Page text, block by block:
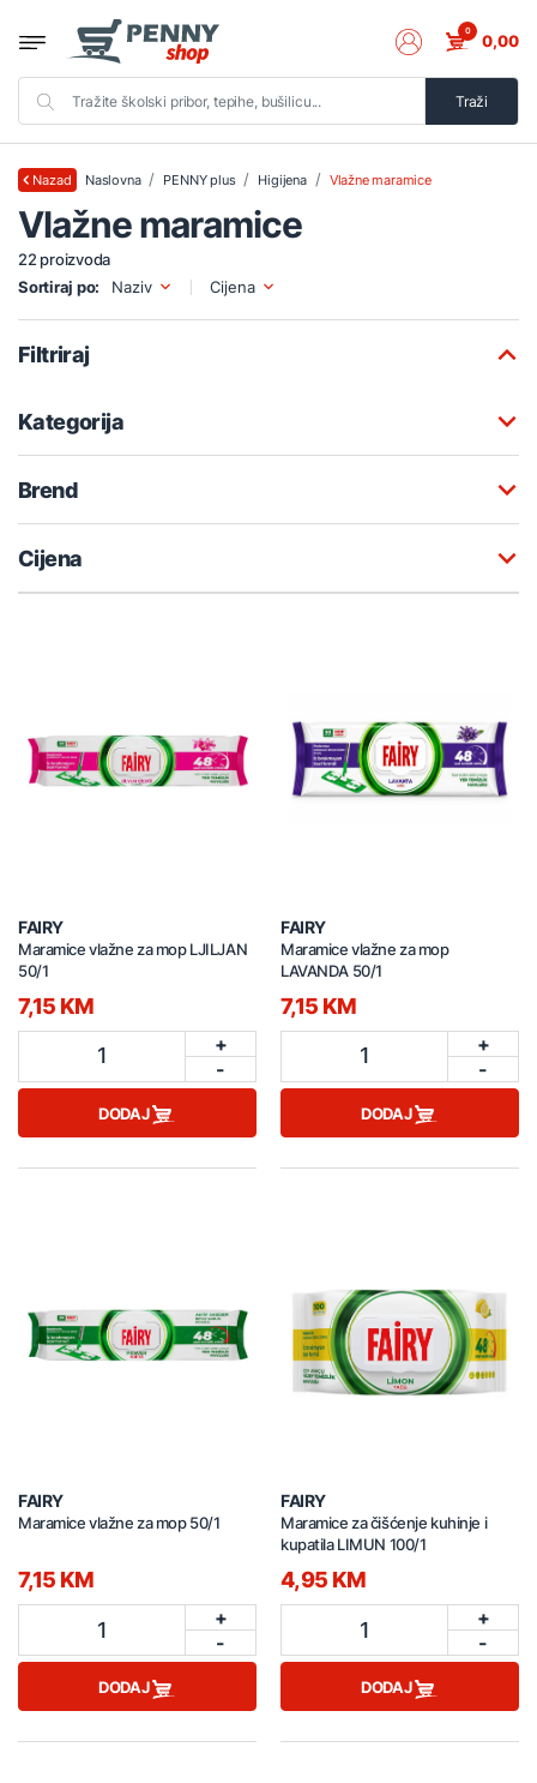
Traži
0 0,00
Nazad Naslovna PENNY plus Higijena Vlažne maramice
Vlažne maramice
22 proizvoda
Sortiraj po:
Naziv Cijena
Filtriraj
Kategorija
Brend
Cijena
FAIRY
Maramice vlažne za mop LJILJAN
50/1
7,15 KM
1
+
-
DODAJ
FAIRY
Maramice vlažne za mop
LAVANDA 50/1
7,15 KM
1
+
-
DODAJ
FAIRY
Maramice vlažne za mop 50/1
7,15 KM
1
+
-
DODAJ
FAIRY
Maramice za čišćenje kuhinje i
kupatila LIMUN 100/1
4,95 KM
1
+
-
DODAJ